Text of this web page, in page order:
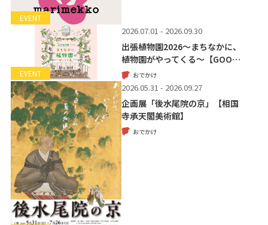
EVENT
EVENT
2026.07.01 - 2026.09.30
出張植物園2026～まちなかに、
植物園がやってくる～【GOO…
おでかけ
2026.05.31 - 2026.09.27
企画展「後水尾院の京」【相国
寺承天閣美術館】
おでかけ